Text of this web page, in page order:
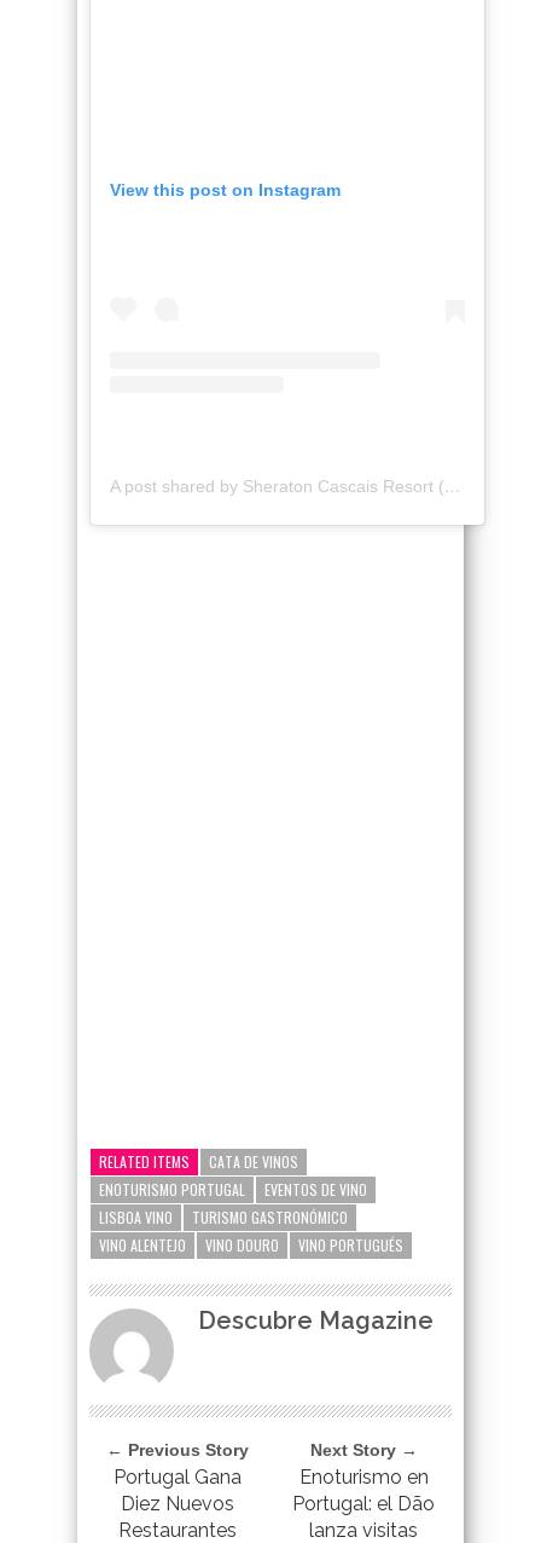
View this post on Instagram
A post shared by Sheraton Cascais Resort (@sheratoncascaisresort)
RELATED ITEMS
CATA DE VINOS
ENOTURISMO PORTUGAL
EVENTOS DE VINO
LISBOA VINO
TURISMO GASTRONÓMICO
VINO ALENTEJO
VINO DOURO VINO PORTUGUÉS
Descubre Magazine
← Previous Story
Portugal Gana
Diez Nuevos
Restaurantes
Next Story →
Enoturismo en
Portugal: el Dão
lanza visitas